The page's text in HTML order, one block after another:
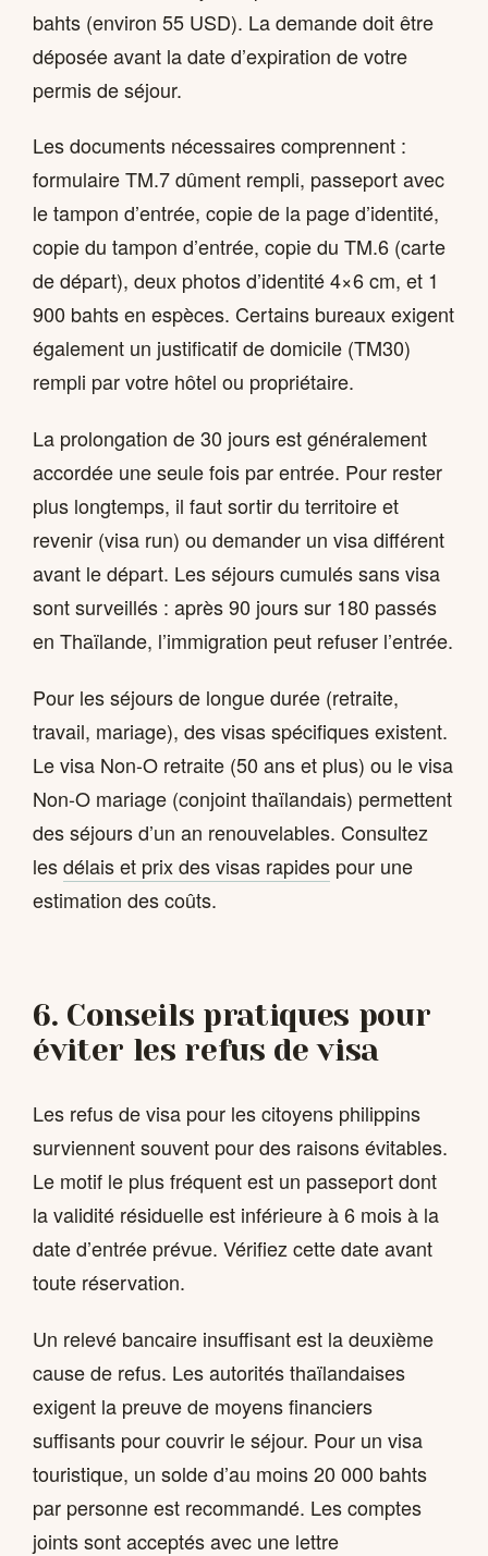
bahts (environ 55 USD). La demande doit être
déposée avant la date d’expiration de votre
permis de séjour.
Les documents nécessaires comprennent :
formulaire TM.7 dûment rempli, passeport avec
le tampon d’entrée, copie de la page d’identité,
copie du tampon d’entrée, copie du TM.6 (carte
de départ), deux photos d’identité 4×6 cm, et 1
900 bahts en espèces. Certains bureaux exigent
également un justificatif de domicile (TM30)
rempli par votre hôtel ou propriétaire.
La prolongation de 30 jours est généralement
accordée une seule fois par entrée. Pour rester
plus longtemps, il faut sortir du territoire et
revenir (visa run) ou demander un visa différent
avant le départ. Les séjours cumulés sans visa
sont surveillés : après 90 jours sur 180 passés
en Thaïlande, l’immigration peut refuser l’entrée.
Pour les séjours de longue durée (retraite,
travail, mariage), des visas spécifiques existent.
Le visa Non-O retraite (50 ans et plus) ou le visa
Non-O mariage (conjoint thaïlandais) permettent
des séjours d’un an renouvelables. Consultez
lesdélais et prix des visas rapides pour une
estimation des coûts.
6. Conseils pratiques pour
éviter les refus de visa
Les refus de visa pour les citoyens philippins
surviennent souvent pour des raisons évitables.
Le motif le plus fréquent est un passeport dont
la validité résiduelle est inférieure à 6 mois à la
date d’entrée prévue. Vérifiez cette date avant
toute réservation.
Un relevé bancaire insuffisant est la deuxième
cause de refus. Les autorités thaïlandaises
exigent la preuve de moyens financiers
suffisants pour couvrir le séjour. Pour un visa
touristique, un solde d’au moins 20 000 bahts
par personne est recommandé. Les comptes
joints sont acceptés avec une lettre